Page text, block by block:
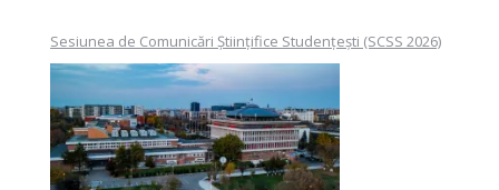
Sesiunea de Comunicări Științifice Studențești (SCSS 2026)